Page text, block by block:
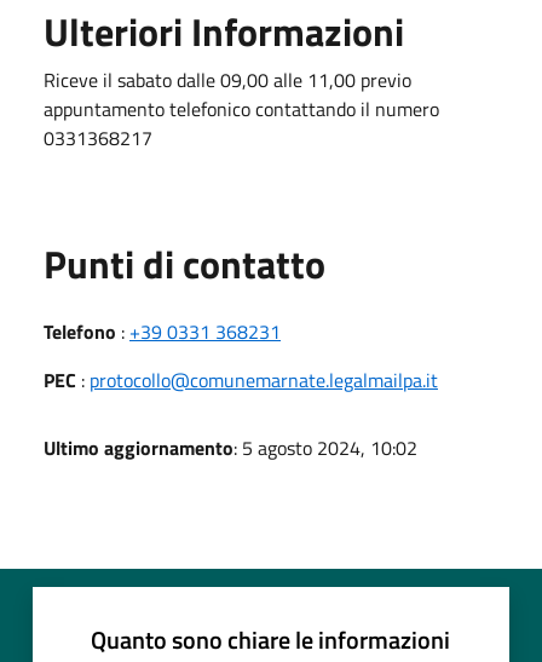
Ulteriori Informazioni
Riceve il sabato dalle 09,00 alle 11,00 previo
appuntamento telefonico contattando il numero
0331368217
Punti di contatto
Telefono : +39 0331 368231
PEC : protocollo@comunemarnate.legalmailpa.it
Ultimo aggiornamento: 5 agosto 2024, 10:02
Quanto sono chiare le informazioni